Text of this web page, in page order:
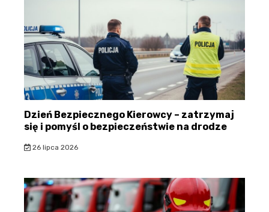
Dzień Bezpiecznego Kierowcy – zatrzymaj
się i pomyśl o bezpieczeństwie na drodze
26 lipca 2026